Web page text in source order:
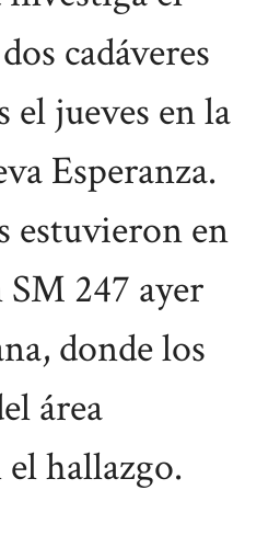
cadáveres
el jueves en la
Esperanza.
estuvieron en
SM 247 ayer
donde los
área
hallazgo.